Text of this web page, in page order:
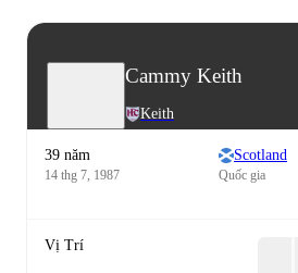
Cammy Keith
Keith
39 năm
14 thg 7, 1987
Scotland
Quốc gia
Vị Trí